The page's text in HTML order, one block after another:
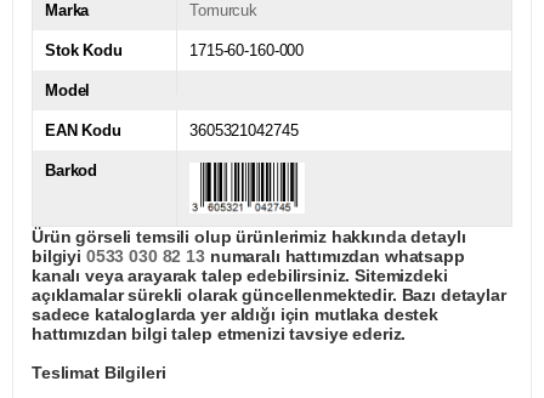
Marka Tomurcuk
Stok Kodu 1715-60-160-000
Model
EAN Kodu 3605321042745
Barkod
Ürün görseli temsili olup ürünlerimiz hakkında detaylı
bilgiyi 0533 030 82 13numaralı hattımızdan whatsapp
kanalı veya arayarak talep edebilirsiniz. Sitemizdeki
açıklamalar sürekli olarak güncellenmektedir. Bazı detaylar
sadece kataloglarda yer aldığı için mutlaka destek
hattımızdan bilgi talep etmenizi tavsiye ederiz.
Teslimat Bilgileri